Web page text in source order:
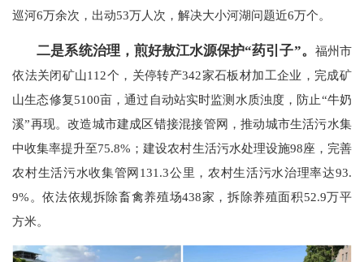
巡河6万余次，出动53万人次，解决大小河湖问题近6万个。
二是系统治理，煎好敖江水源保护“药引子”。 福州市
依法关闭矿山112个，关停转产342家石板材加工企业，完成矿
山生态修复5100亩，通过自动站实时监测水质浊度，防止“牛奶
溪”再现。改造城市建成区错接混接管网，推动城市生活污水集
中收集率提升至75.8%；建设农村生活污水处理设施98座，完善
农村生活污水收集管网131.3公里，农村生活污水治理率达93.
9%。依法依规拆除畜禽养殖场438家，拆除养殖面积52.9万平
方米。